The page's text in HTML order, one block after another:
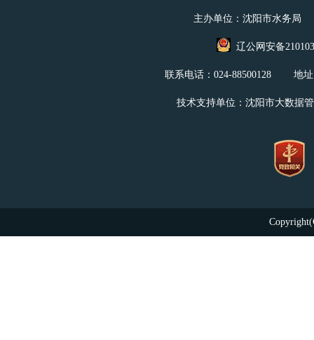
主办单位：沈阳市水务
辽公网安备
联系电话：024-88500128 地
技术支持单位：沈阳市大数据